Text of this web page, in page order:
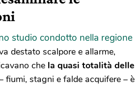
studio condotto nella regione
destato scalpore e allarme,
che la quasi totalità delle
fiumi, stagni e falde acquifere – è